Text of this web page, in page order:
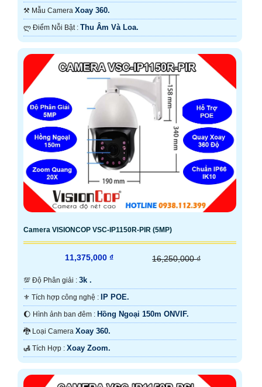
⚒ Mẫu Camera Xoay 360.
️ლ Điểm Nỗi Bật : Thu Âm Và Loa.
Camera VISIONCOP VSC-IP1150R-PIR (5MP)
11,375,000 ₫ 16,250,000 ₫
💯 Độ Phân giải : 3k .
⚜️ Tích hợp công nghệ : IP POE.
🌔 Hình ảnh ban đêm : Hồng Ngoại 150m ONVIF.
🐉️ Loại Camera Xoay 360.
️🛃 Tích Hợp : Xoay Zoom.